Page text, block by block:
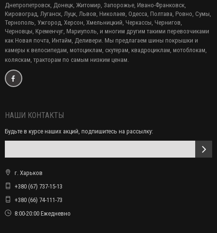
Днепропетровск, Донецк, Житомир, Запорожье, Ивано-Франковск,
Кировоград, Луганск, Луцк, Львов, Николаев, Одесса, Полтава, Ровно, Сумы,
Тернополь, Ужгород, Херсон, Хмельницкий, Черкассы, Чернигов,
Черновцы, Кременчуг, Мариуполь, и многим другим такими перевозчиками
как Новая почта, Интайм, Деливери. Мы предлагаем шины покрышки и
камеры к велосипедам, мотоциклам, скутерам, квадроциклам, мотоблокам,
коляскам, тракторам по самым низким ценам.
НАШИ КОНТАКТЫ
Будьте в курсе наших акций, подпишитесь на рассылку:
г. Харьков
+380 (67) 737-15-13
+380 (66) 74-111-73
8:00-20:00 Ежедневно